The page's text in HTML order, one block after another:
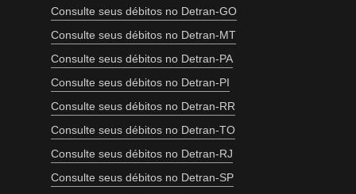
Consulte seus débitos no Detran-GO
Consulte seus débitos no Detran-MT
Consulte seus débitos no Detran-PA
Consulte seus débitos no Detran-PI
Consulte seus débitos no Detran-RR
Consulte seus débitos no Detran-TO
Consulte seus débitos no Detran-RJ
Consulte seus débitos no Detran-SP